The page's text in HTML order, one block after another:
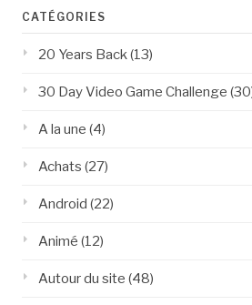
CATÉGORIES
20 Years Back (13)
30 Day Video Game Challenge
A la une (4)
Achats (27)
Android (22)
Animé (12)
Autour du site (48)